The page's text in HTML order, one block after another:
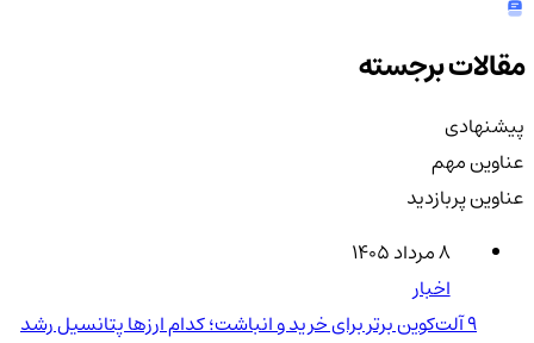
مقالات برجسته
پیشنهادی
عناوین مهم
عناوین پربازدید
۸ مرداد ۱۴۰۵
اخبار
۹ آلت‌کوین برتر برای خرید و انباشت؛ کدام ارزها پتانسیل رشد